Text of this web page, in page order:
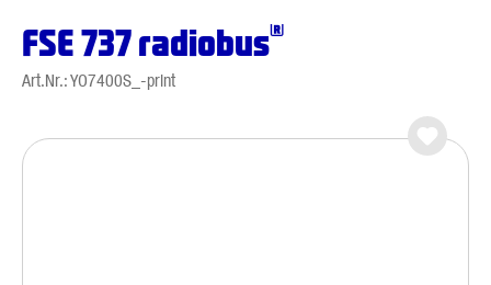
FSE 737 radiobus®
Art.Nr.: YO7400S_-print
Bildergalerie überspringen